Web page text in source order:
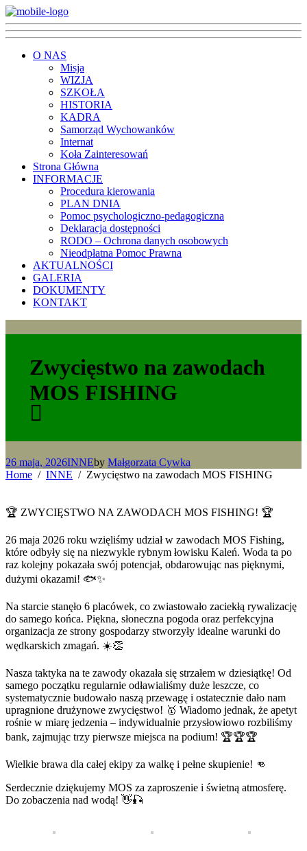
O NAS
Misja
WIZJA
SZKOŁA
HISTORIA
KADRA
Samorząd Wychowanków
Internat
Koła Zainteresowań
Strona Główna
INFORMACJE
Procedura kierowania
PLAN DNIA
Pomoc psychologiczno-pedagogiczna
Deklaracja dostępności
RODO – Ochrona danych osobowych
Nieodpłatna Pomoc Prawna
AKTUALNOŚCI
GALERIA
DOKUMENTY
KONTAKT
Zwycięstwo na zawodach
MOS FISHING
26 maja, 2026INNEby Małgorzata Cywka
Home
INNE Zwycięstwo na zawodach MOS FISHING
🏆 ZWYCIĘSTWO NA ZAWODACH MOS FISHING! 🏆
26 maja 2026 roku wzięliśmy udział w zawodach MOS Fishing,
które odbyły się na niezwykle rybnym łowisku Kaleń. Woda ta po
raz kolejny pokazała swój potencjał, obdarowując nas pięknymi,
dużymi okazami! 🐟✨
Na starcie stanęło 6 placówek, co zwiastowało zaciekłą rywalizację
do samego końca. Piękna, słoneczna pogoda oraz perfekcyjna
organizacja ze strony gospodarzy stworzyły idealne warunki do
wędkarskich zmagań. ☀️👏
Nasza taktyka na te zawody okazała się strzałem w dziesiątkę! Od
samego początku regularnie odławialiśmy duże leszcze, co
systematycznie budowało naszą przewagę i ostatecznie dało nam
upragnione drużynowe zwycięstwo! 🥇 Wiadomo jednak, że apetyt
rośnie w miarę jedzenia – indywidualnie przysłowiowo rozbiliśmy
bank, zajmując trzy pierwsze miejsca na podium! 🏆🏆🏆
Wielkie brawa dla całej ekipy za walkę i pełne skupienie! 👊
Serdecznie dziękujemy MOS za zaproszenie i świetną atmosferę.
Do zobaczenia nad wodą! 👋🎣